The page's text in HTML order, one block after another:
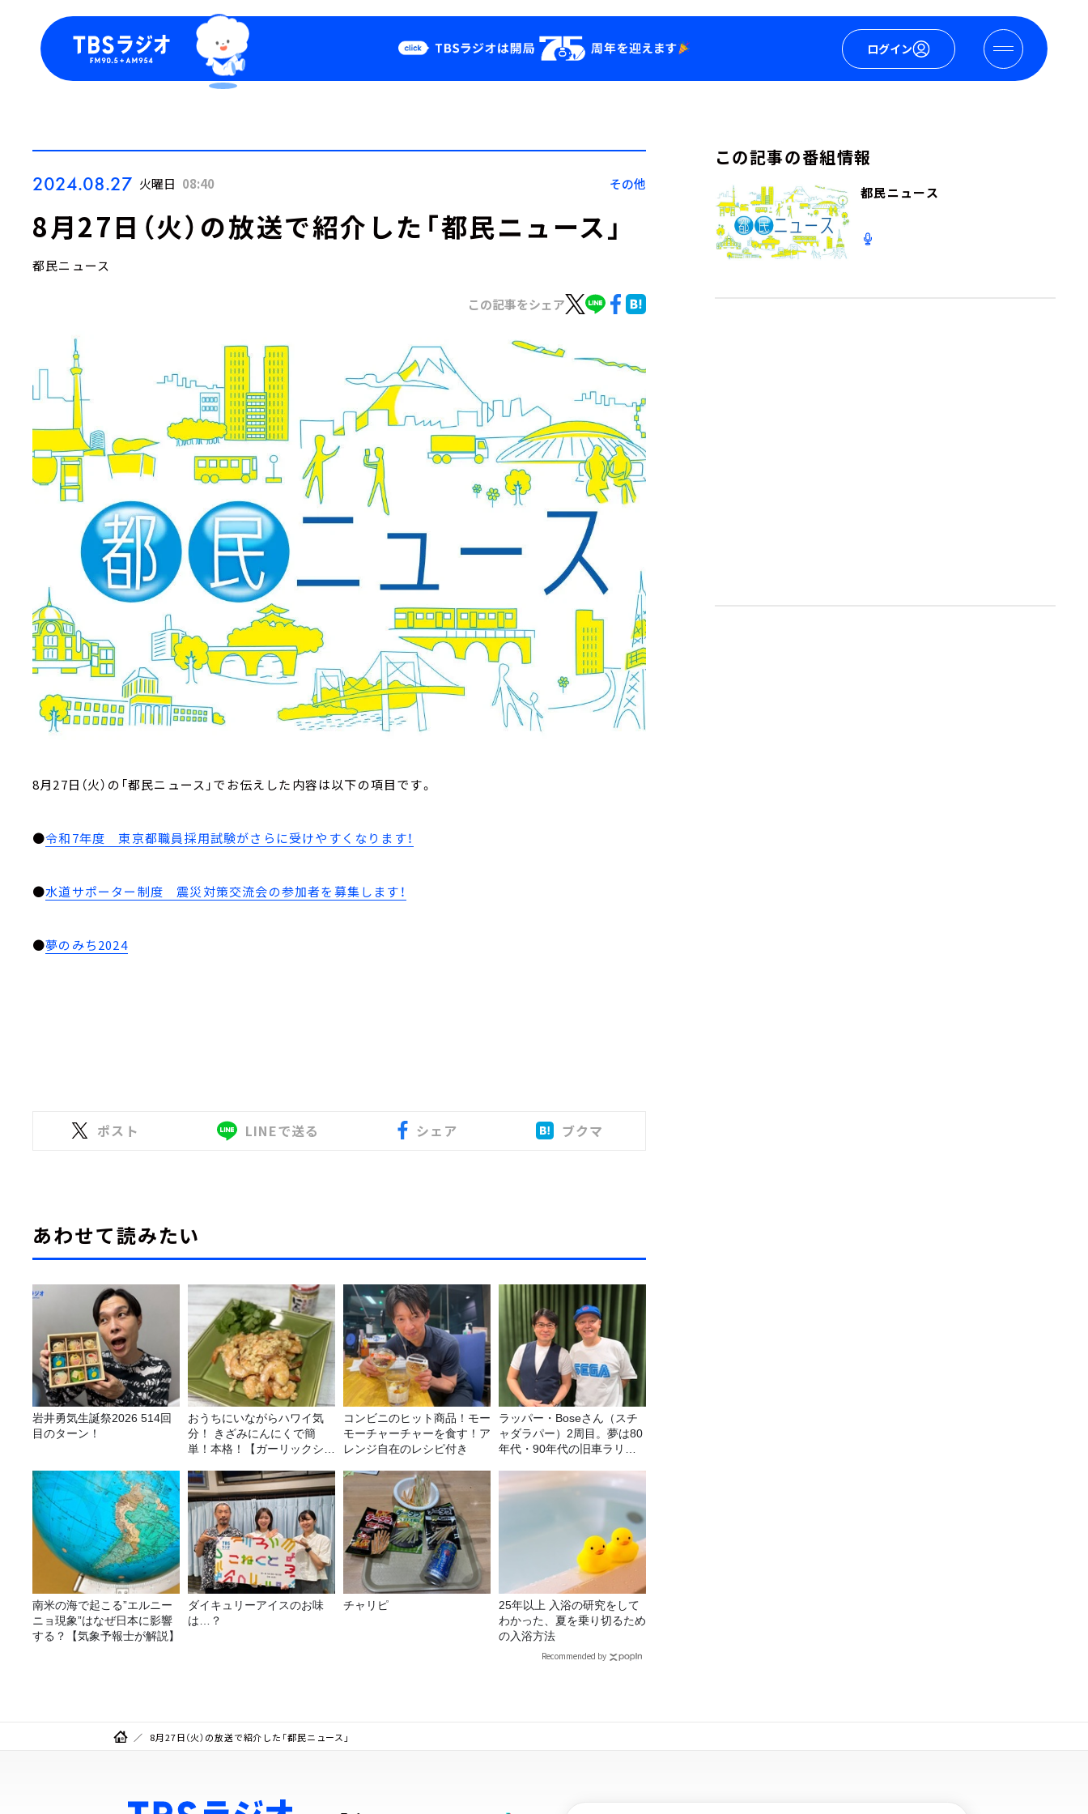
ログイン
Podcast
YouTube
2024.08.27 火曜日 08:40 その他
8月27日（火）の放送で紹介した「都民ニュース」
都民ニュース
この記事をシェア
8月27日（火）の「都民ニュース」でお伝えした内容は以下の項目です。
●令和7年度 東京都職員採用試験がさらに受けやすくなります！
●水道サポーター制度 震災対策交流会の参加者を募集します！
●夢のみち2024
ポスト LINEで送る シェア ブクマ
あわせて読みたい
岩井勇気生誕祭2026 514回
目のターン！
おうちにいながらハワイ気
分！ きざみにんにくで簡
単！本格！【ガーリックシュ
シピ
コンビニのヒット商品！モー
モーチャーチャーを食す！ア
レンジ自在のレシピ付き
ラッパー・Boseさん（スチ
ャダラパー）2周目。夢は80
年代・90年代の旧車ラリ
南米の海で起こる”エルニー
ニョ現象”はなぜ日本に影響
する？【気象予報士が解説】
ダイキュリーアイスのお味
は…？
チャリピ
25年以上 入浴の研究をして
わかった、夏を乗り切るため
の入浴方法
Recommended by
この記事の番組情報
都民ニュース
8月27日（火）の放送で紹介した「都民ニュース」